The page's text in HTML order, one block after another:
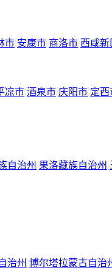
市 安康市 商洛市 西咸新
凉市 酒泉市 庆阳市 定西
自治州 果洛藏族自治州
治州 博尔塔拉蒙古自治